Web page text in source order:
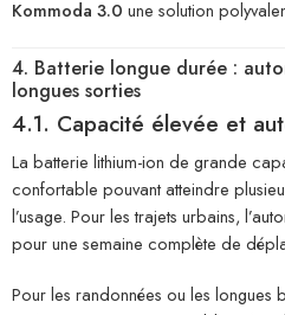
Kommoda 3.0 une solution
4. Batterie longue durée :
longues sorties
4.1. Capacité élevée et
La batterie lithium-ion de grande
confortable pouvant atteindre
l’usage. Pour les trajets urbains,
pour une semaine complète de
Pour les randonnées ou les longues